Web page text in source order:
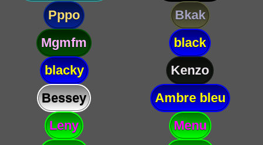
Pppo
Bkak
Mgmfm
black
blacky
Kenzo
Bessey
Ambre bleu
Leny
Menu